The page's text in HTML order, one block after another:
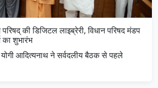
परिषद् की डिजिटल लाइब्रेरी, विधान परिषद मंडप
का शुभारंभ
आदित्यनाथ ने सर्वदलीय बैठक से पहले